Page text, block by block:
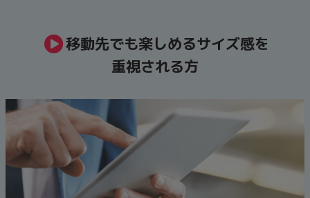
移動先でも楽しめるサイズ感を
重視される方